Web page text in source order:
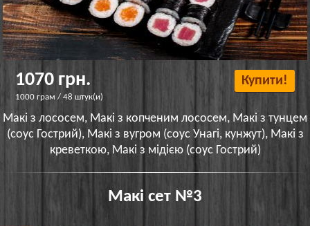
1070 грн.
1000 грам / 48 штук(и)
Купити!
Макі з лососем, Макі з копченим лососем, Макі з тунцем
(соус Гострий), Макі з вугром (соус Унагі, кунжут), Макі з
креветкою, Макі з мідією (соус Гострий)
Макі сет №3